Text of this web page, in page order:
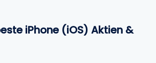
iPhone (iOS) Aktien &